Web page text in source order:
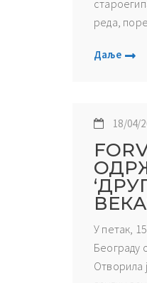
реда,
Даље
18/04/
У петак,
Београду
Отворила